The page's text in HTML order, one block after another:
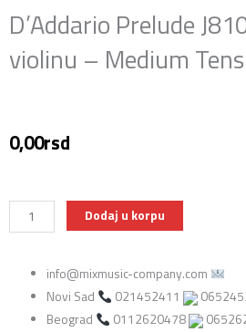
D’Addario Prelude
violinu – Medium
0,00rsd
D'Addario
Prelude
3/4M
Dodaj u korpu
info@mixmusic-company.com
Novi Sad
021452411
Beograd
0112620478